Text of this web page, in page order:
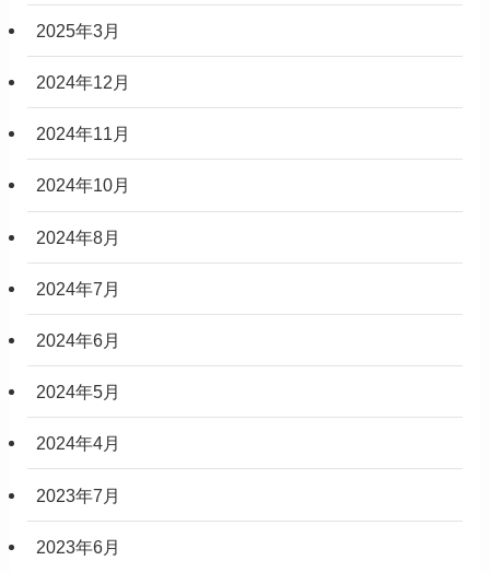
2025年3月
2024年12月
2024年11月
2024年10月
2024年8月
2024年7月
2024年6月
2024年5月
2024年4月
2023年7月
2023年6月